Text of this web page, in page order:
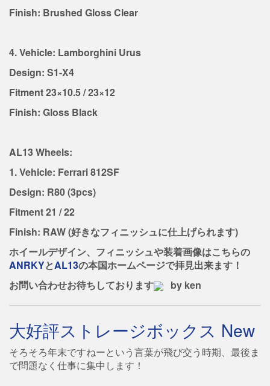
Finish: Brushed Gloss Clear
4. Vehicle: Lamborghini Urus
Design: S1-X4
Fitment 23×10.5 / 23×12
Finish: Gloss Black
AL13 Wheels:
1. Vehicle: Ferrari 812SF
Design: R80 (3pcs)
Fitment 21 / 22
Finish: RAW (好きなフィニッシュに仕上げられます)
ホイールデザイン、フィニッシュや装着画像はこちらの
ANRKYとAL13の本国ホームページで拝見出来ます！
お問い合わせお待ちしております
by ken
大好評ストレージボックス New
そろそろ年末ですねーという言葉が飛び交う時期、最後ま
で問題なく仕事に集中します！